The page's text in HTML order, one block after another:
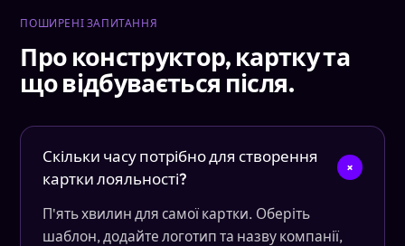
ПОШИРЕНІ ЗАПИТАННЯ
Про конструктор, картку та
що відбувається після.
Скільки часу потрібно для створення
картки лояльності?
+
П'ять хвилин для самої картки. Оберіть
шаблон, додайте логотип та назву компанії,